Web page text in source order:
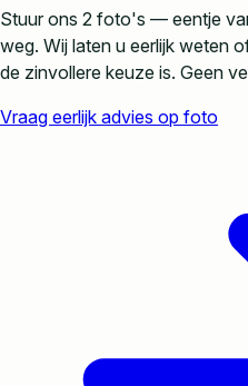
Stuur ons 2 foto's — eentje
weg. Wij laten u eerlijk weten
de zinvollere keuze is. Geen
Vraag eerlijk advies op foto